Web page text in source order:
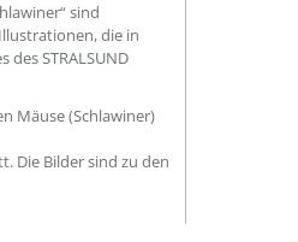
sind
die in
STRALSUND
Mäuse (Schlawiner)
Die Bilder sind zu den